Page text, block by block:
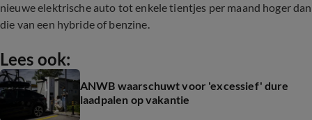
nieuwe elektrische auto tot enkele tientjes per maand hoger dan
die van een hybride of benzine.
Lees ook:
ANWB waarschuwt voor 'excessief' dure
laadpalen op vakantie